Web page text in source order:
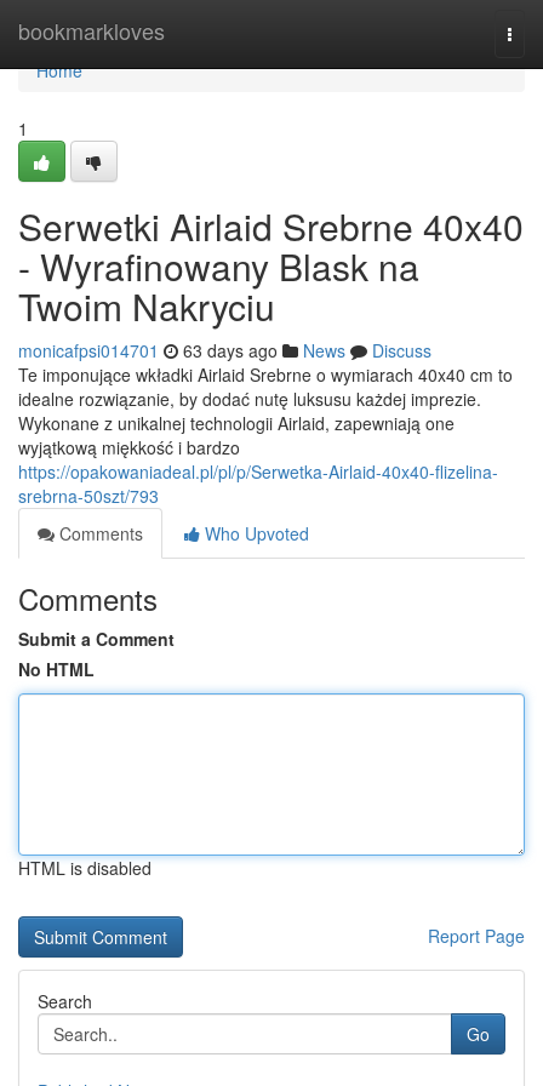
bookmarkloves
Home
Home
1
Serwetki Airlaid Srebrne 40x40
- Wyrafinowany Blask na
Twoim Nakryciu
monicafpsi014701 63 days ago News
Discuss
Te imponujące wkładki Airlaid Srebrne o wymiarach 40x40 cm to
idealne rozwiązanie, by dodać nutę luksusu każdej imprezie.
Wykonane z unikalnej technologii Airlaid, zapewniają one
wyjątkową miękkość i bardzo
https://opakowaniadeal.pl/pl/p/Serwetka-Airlaid-40x40-flizelina-
srebrna-50szt/793
Comments
Who Upvoted
Comments
Submit a Comment
No HTML
HTML is disabled
Report Page
Search
Go